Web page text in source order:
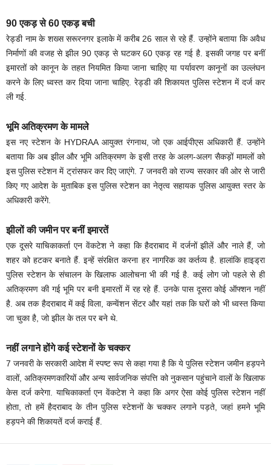
90 एकड़ से 60 एकड़ बची
रेड्डी नाम के शख्स सरूरनगर इलाके में करीब 26 साल से रहे हैं. उन्होंने बताया कि अवैध
निर्माणों की वजह से झील 90 एकड़ से घटकर 60 एकड़ रह गई है. इसकी जगह पर बनीं
इमारतों को कानून के तहत नियमित किया जाना चाहिए या पर्यावरण कानूनों का उल्लंघन
करने के लिए ध्वस्त कर दिया जाना चाहिए. रेड्डी की शिकायत पुलिस स्टेशन में दर्ज कर
ली गई.
भूमि अतिक्रमण के मामले
इस नए स्टेशन के HYDRAA आयुक्त रंगनाथ, जो एक आईपीएस अधिकारी हैं. उन्होंने
बताया कि अब झील और भूमि अतिक्रमण के इसी तरह के अलग-अलग सैकड़ों मामलों को
इस पुलिस स्टेशन में ट्रांसफर कर दिए जाएंगे. 7 जनवरी को राज्य सरकार की ओर से जारी
किए गए आदेश के मुताबिक इस पुलिस स्टेशन का नेतृत्व सहायक पुलिस आयुक्त स्तर के
अधिकारी करेंगे.
झीलों की जमीन पर बनीं इमारतें
एक दूसरे याचिकाकर्ता एन वेंकटेश ने कहा कि हैदराबाद में दर्जनों झीलें और नाले हैं, जो
शहर को हटकर बनाते हैं. इन्हें संरक्षित करना हर नागरिक का कर्तव्य है. हालांकि हाइड्रा
पुलिस स्टेशन के संचालन के खिलाफ आलोचना भी की गई है. कई लोग जो पहले से ही
अतिक्रमण की गई भूमि पर बनी इमारतों में रह रहे हैं. उनके पास दूसरा कोई ऑफ्शन नहीं
है. अब तक हैदराबाद में कई विला, कन्वेंशन सेंटर और यहां तक कि घरों को भी ध्वस्त किया
जा चुका है, जो झील के तल पर बने थे.
नहीं लगाने होंगे कई स्टेशनों के चक्कर
7 जनवरी के सरकारी आदेश में स्पष्ट रूप से कहा गया है कि ये पुलिस स्टेशन जमीन हड़पने
वालों, अतिक्रमणकारियों और अन्य सार्वजनिक संपत्ति को नुकसान पहुंचाने वालों के खिलाफ
केस दर्ज करेगा. याचिकाकर्ता एन वेंकटेश ने कहा कि अगर ऐसा कोई पुलिस स्टेशन नहीं
होता, तो हमें हैदराबाद के तीन पुलिस स्टेशनों के चक्कर लगाने पड़ते, जहां हमने भूमि
हड़पने की शिकायतें दर्ज कराई हैं.